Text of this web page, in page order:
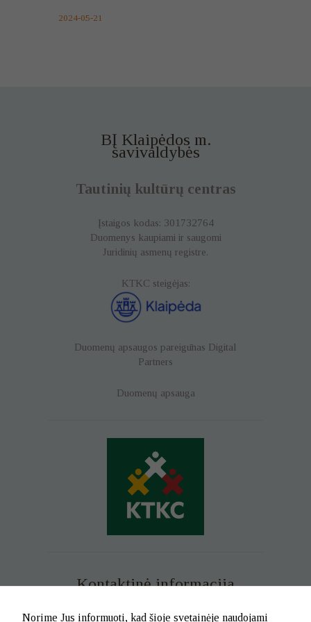
2024-05-21
BĮ Klaipėdos m.
savivaldybės
Tautinių kultūrų centras
Įstaigos kodas: 301732764
Duomenys kaupiami ir saugomi
Juridinių asmenų registre.
KTKC steigėjas:
Duomenų apsaugos pareigūnas Digital
Partners
Duomenų apsauga
Kontaktinė informacija
Mob. tel. +370 699 73 229
Norime Jus informuoti, kad šioje svetainėje naudojami